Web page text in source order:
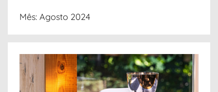
Mês: Agosto 2024